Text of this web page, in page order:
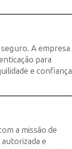
A empresa
para
e confiança
a missão de
e